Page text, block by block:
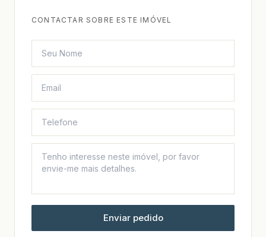
CONTACTAR SOBRE ESTE IMÓVEL
Enviar pedido